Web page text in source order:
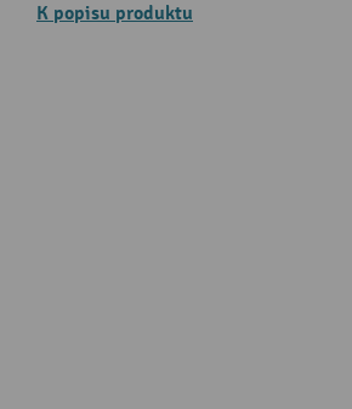
K popisu produktu